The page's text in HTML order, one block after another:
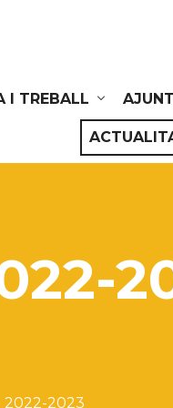
I TREBALL
2022-2023